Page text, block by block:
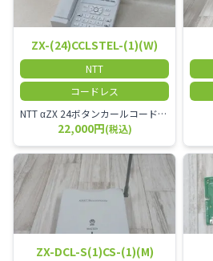
ZX-(24)CCLSTEL-(1)(W)
NTT
コードレス
NTT αZX 24ボタンカールコードレス電話機 無線タイプ、電話機と子機が離れるタイプのカールコードレス電話機です。 決裁者様等、オフィス内を頻繁に動かれる方のご使用が多いです。
22,000円(税込)
ZX-DCL-S(1)CS-(1)(M)